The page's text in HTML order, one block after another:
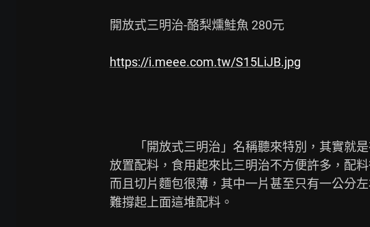
開放式三明治-酪梨燻鮭魚 280元
https://i.meee.com.tw/S15LiJB.jpg
「開放式三明治」名稱聽來特別，其實就是
放置配料，食用起來比三明治不方便許多，配料
而且切片麵包很薄，其中一片甚至只有一公分
難撐起上面這堆配料。